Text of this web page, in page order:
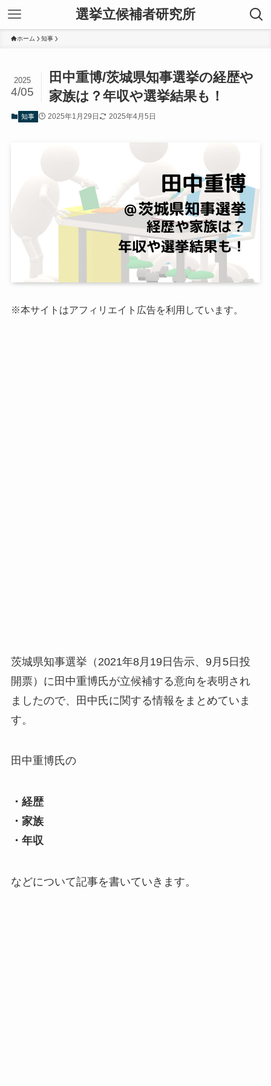
選挙立候補者研究所
ホーム 知事
田中重博/茨城県知事選挙の経歴や
家族は？年収や選挙結果も！
2025
4/05
知事 2025年1月29日 2025年4月5日
※本サイトはアフィリエイト広告を利用しています。
茨城県知事選挙（2021年8月19日告示、9月5日投
開票）に田中重博氏が立候補する意向を表明され
ましたので、田中氏に関する情報をまとめていま
す。
田中重博氏の
・経歴
・家族
・年収
などについて記事を書いていきます。